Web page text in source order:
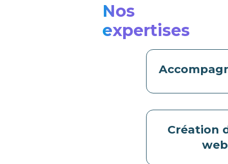
Nos
expertises
Création
web